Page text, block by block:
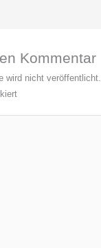
Kommentar
wird nicht veröffentlicht.